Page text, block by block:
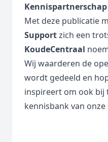
Kennispartnerschap
Met deze publicatie
Supportzich een
KoudeCentraal
Wij waarderen de
wordt gedeeld en
inspireert om ook bij
kennisbank van onze